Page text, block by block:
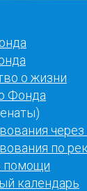
о жизни
Фонда
через
по
помощи
календарь